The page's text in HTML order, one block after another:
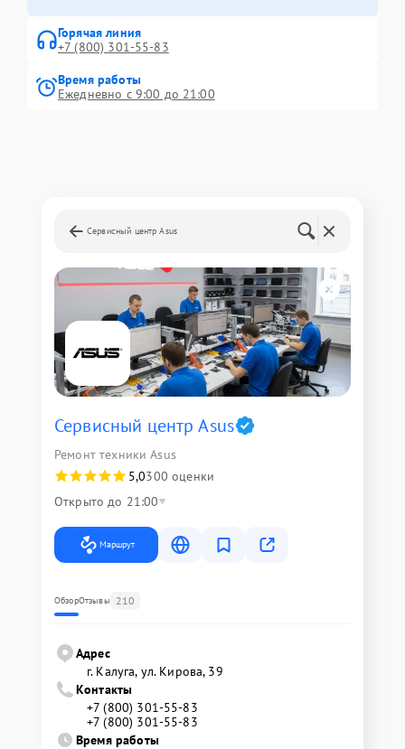
Горячая линия
+7 (800) 301-55-83
Время работы
Ежедневно с 9:00 до 21:00
Сервисный центр Asus
Сервисный центр Asus
Ремонт техники Asus
5,0300 оценки
Открыто до 21:00
Маршрут
ОбзорОтзывы 210
Адрес
г. Калуга, ул. Кирова, 39
Контакты
+7 (800) 301-55-83
+7 (800) 301-55-83
Время работы